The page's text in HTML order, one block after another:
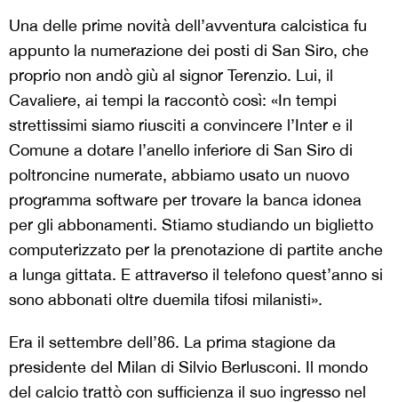
Una delle prime novità dell’avventura calcistica fu
appunto la numerazione dei posti di San Siro, che
proprio non andò giù al signor Terenzio. Lui, il
Cavaliere, ai tempi la raccontò così: «In tempi
strettissimi siamo riusciti a convincere l’Inter e il
Comune a dotare l’anello inferiore di San Siro di
poltroncine numerate, abbiamo usato un nuovo
programma software per trovare la banca idonea
per gli abbonamenti. Stiamo studiando un biglietto
computerizzato per la prenotazione di partite anche
a lunga gittata. E attraverso il telefono quest’anno si
sono abbonati oltre duemila tifosi milanisti».
Era il settembre dell’86. La prima stagione da
presidente del Milan di Silvio Berlusconi. Il mondo
del calcio trattò con sufficienza il suo ingresso nel